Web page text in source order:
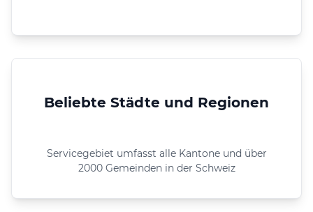
Beliebte Städte und Regionen
Servicegebiet umfasst alle Kantone und über
2000 Gemeinden in der Schweiz